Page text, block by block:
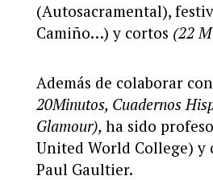
(Autosacramental),
Camiño…) y cortos (22 M
Además de colaborar
20Minutos, Cuadernos
Glamour), ha sido
United World College) y
Paul Gaultier.